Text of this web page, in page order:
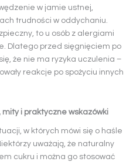
w jamie ustnej,
trudności w oddychaniu.
to u osób z alergiami
Dlatego przed sięgnięciem po
że nie ma ryzyka uczulenia –
reakcje po spożyciu innych
mity i praktyczne wskazówki
w których mówi się o haśle
uważają, że naturalny
cukru i można go stosować